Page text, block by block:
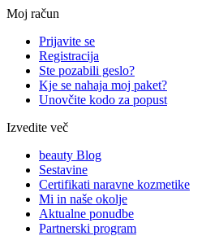
Moj račun
Prijavite se
Registracija
Ste pozabili geslo?
Kje se nahaja moj paket?
Unovčite kodo za popust
Izvedite več
beauty Blog
Sestavine
Certifikati naravne kozmetike
Mi in naše okolje
Aktualne ponudbe
Partnerski program